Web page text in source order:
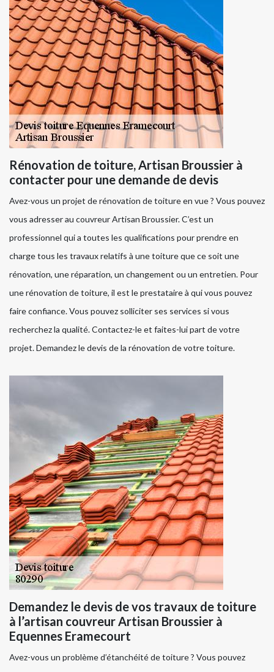
Rénovation de toiture, Artisan Broussier à
contacter pour une demande de devis
Avez-vous un projet de rénovation de toiture en vue ? Vous pouvez
vous adresser au couvreur Artisan Broussier. C’est un
professionnel qui a toutes les qualifications pour prendre en
charge tous les travaux relatifs à une toiture que ce soit une
rénovation, une réparation, un changement ou un entretien. Pour
une rénovation de toiture, il est le prestataire à qui vous pouvez
faire confiance. Vous pouvez solliciter ses services si vous
recherchez la qualité. Contactez-le et faites-lui part de votre
projet. Demandez le devis de la rénovation de votre toiture.
Demandez le devis de vos travaux de toiture
à l’artisan couvreur Artisan Broussier à
Equennes Eramecourt
Avez-vous un problème d’étanchéité de toiture ? Vous pouvez